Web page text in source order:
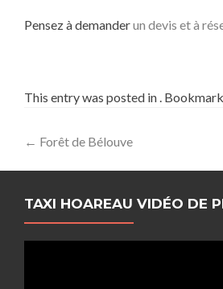
Pensez à demanderun devis et à
This entry was posted in .
Post navigation
← Forêt de Bélouve
TAXI HOAREAU VIDÉO DE